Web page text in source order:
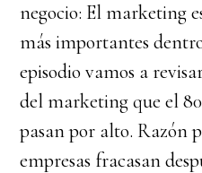
negocio: El marketing
más importantes
episodio vamos a
del marketing que el
pasan por alto. Razón
empresas fracasan